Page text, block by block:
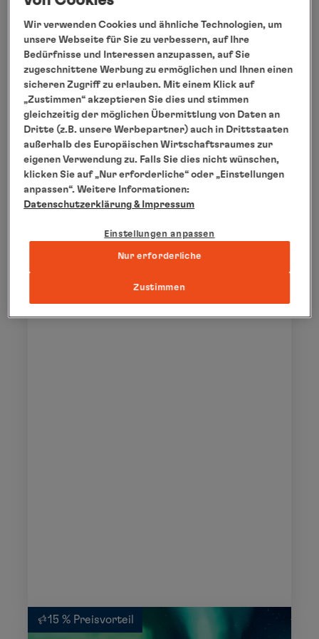
Mensch und Natur
07.10.2026 bis 17.10.2026
10 Tage
HANSEATIC spirit
SPI2620
ab€ 13.770
15 % Preisvorteil
Wir verwenden Cookies und ähnliche Technologien, um
unsere Webseite für Sie zu verbessern, auf Ihre
Bedürfnisse und Interessen anzupassen, auf Sie
zugeschnittene Werbung zu ermöglichen und Ihnen einen
sicheren Zugriff zu erlauben. Mit einem Klick auf
„Zustimmen“ akzeptieren Sie dies und stimmen
gleichzeitig der möglichen Übermittlung von Daten an
Dritte (z.B. unsere Werbepartner) auch in Drittstaaten
außerhalb des Europäischen Wirtschaftsraumes zur
eigenen Verwendung zu. Falls Sie dies nicht wünschen,
klicken Sie auf „Nur erforderliche“ oder „Einstellungen
anpassen“. Weitere Informationen:
Datenschutzerklärung & Impressum
Einstellungen anpassen
Nur erforderliche
Zustimmen